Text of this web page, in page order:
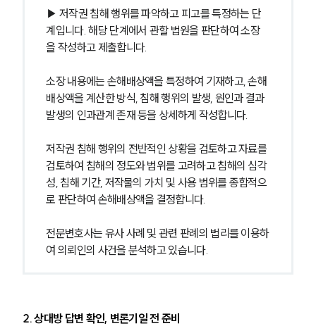
▶ 저작권 침해 행위를 파악하고 피고를 특정하는 단
계입니다. 해당 단계에서 관할 법원을 판단하여 소장
을 작성하고 제출합니다.
소장 내용에는 손해배상액을 특정하여 기재하고, 손해
배상액을 계산한 방식, 침해 행위의 발생, 원인과 결과
발생의 인과관계 존재 등을 상세하게 작성합니다.
저작권 침해 행위의 전반적인 상황을 검토하고 자료를
검토하여 침해의 정도와 범위를 고려하고 침해의 심각
성, 침해 기간, 저작물의 가치 및 사용 범위를 종합적으
로 판단하여 손해배상액을 결정합니다.
전문변호사는 유사 사례 및 관련 판례의 법리를 이용하
여 의뢰인의 사건을 분석하고 있습니다.
2. 상대방 답변 확인, 변론기일 전 준비